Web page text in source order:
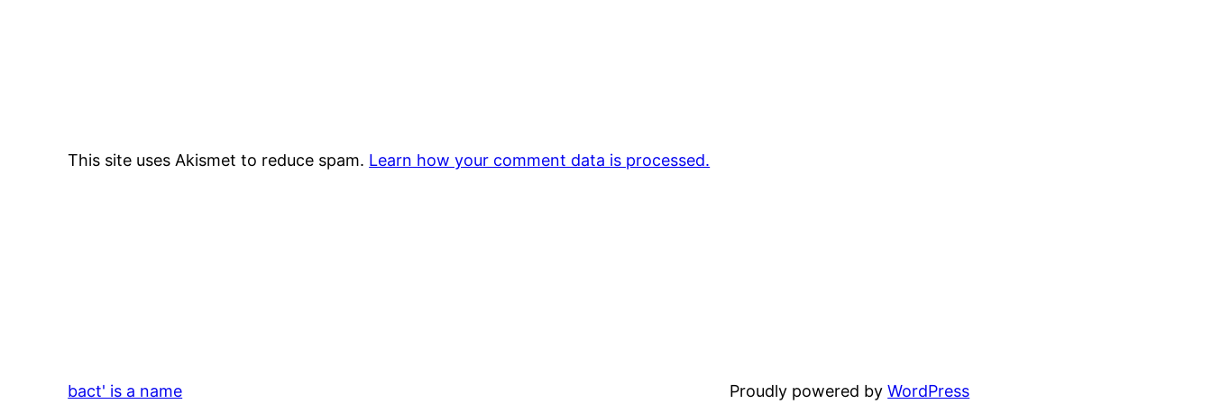
This site uses Akismet to reduce spam. Learn how your comment data is processed.
bact' is a name Proudly powered byWordPress